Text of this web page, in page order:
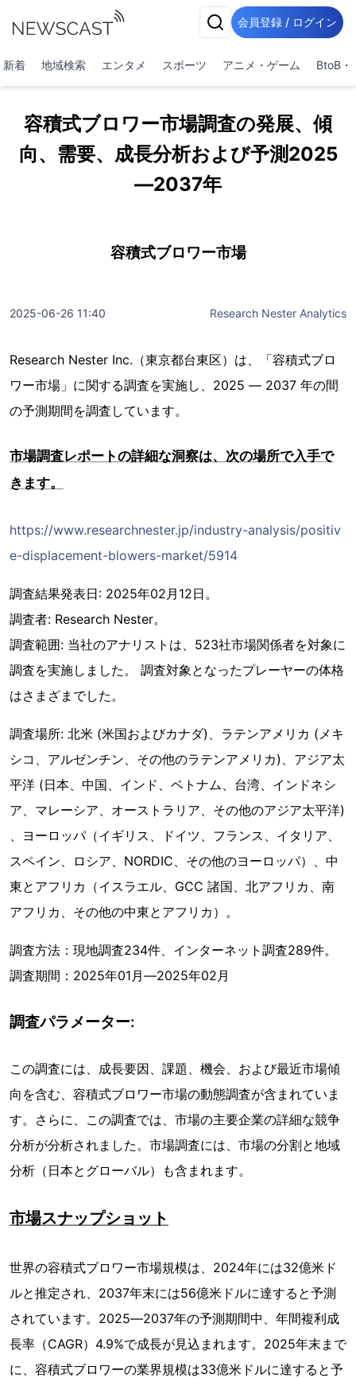
会員登録 / ログイン
新着 地域検索 エンタメ スポーツ アニメ・ゲーム BtoB・
容積式ブロワー市場調査の発展、傾
向、需要、成長分析および予測2025
―2037年
容積式ブロワー市場
2025-06-26 11:40 Research Nester Analytics
Research Nester Inc.（東京都台東区）は、「容積式ブロ
ワー市場」に関する調査を実施し、2025 ― 2037 年の間
の予測期間を調査しています。
市場調査レポートの詳細な洞察は、次の場所で入手で
きます。
https://www.researchnester.jp/industry-analysis/positiv
e-displacement-blowers-market/5914
調査結果発表日: 2025年02月12日。
調査者: Research Nester。
調査範囲: 当社のアナリストは、523社市場関係者を対象に
調査を実施しました。 調査対象となったプレーヤーの体格
はさまざまでした。
調査場所: 北米 (米国およびカナダ)、ラテンアメリカ (メキ
シコ、アルゼンチン、その他のラテンアメリカ)、アジア太
平洋 (日本、中国、インド、ベトナム、台湾、インドネシ
ア、マレーシア、オーストラリア、その他のアジア太平洋)
、ヨーロッパ（イギリス、ドイツ、フランス、イタリア、
スペイン、ロシア、NORDIC、その他のヨーロッパ）、中
東とアフリカ（イスラエル、GCC 諸国、北アフリカ、南
アフリカ、その他の中東とアフリカ）。
調査方法：現地調査234件、インターネット調査289件。
調査期間：2025年01月―2025年02月
調査パラメーター:
この調査には、成長要因、課題、機会、および最近市場傾
向を含む、容積式ブロワー市場の動態調査が含まれていま
す。さらに、この調査では、市場の主要企業の詳細な競争
分析が分析されました。市場調査には、市場の分割と地域
分析（日本とグローバル）も含まれます。
市場スナップショット
世界の容積式ブロワー市場規模は、2024年には32億米ド
ルと推定され、2037年末には56億米ドルに達すると予測
されています。2025―2037年の予測期間中、年間複利成
長率（CAGR）4.9%で成長が見込まれます。2025年末まで
に、容積式ブロワーの業界規模は33億米ドルに達すると予